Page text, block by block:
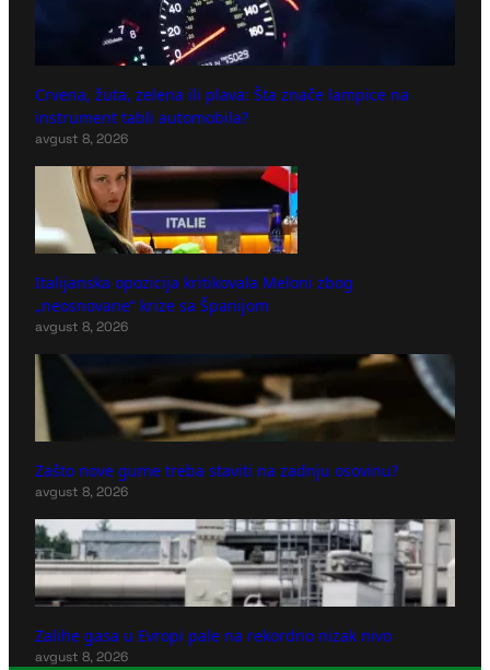
Crvena, žuta, zelena ili plava: Šta znače lampice na
instrument tabli automobila?
avgust 8, 2026
Italijanska opozicija kritikovala Meloni zbog
„neosnovane“ krize sa Španijom
avgust 8, 2026
Zašto nove gume treba staviti na zadnju osovinu?
avgust 8, 2026
Zalihe gasa u Evropi pale na rekordno nizak nivo
avgust 8, 2026